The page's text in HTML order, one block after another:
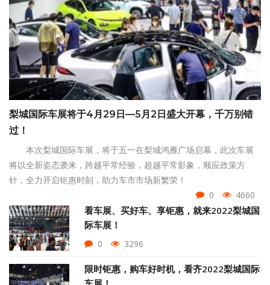
梨城国际车展将于4月29日—5月2日盛大开幕，千万别错
过！
本次梨城国际车展，将于五一在梨城鸿雁广场启幕，此次车展
将以全新姿态袭来，跨越平常经验，超越平常影象，顺应政策方
针，全力开启钜惠时刻，助力车市市场新繁荣！
0
4660
看车展、买好车、享钜惠，就来2022梨城国
际车展！
0 3296
限时钜惠，购车好时机，看齐2022梨城国际